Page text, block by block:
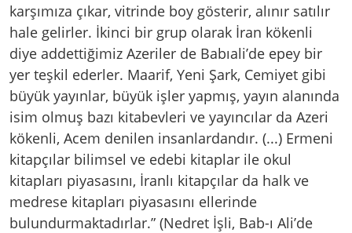
karşımıza çıkar, vitrinde boy gösterir, alınır satılır
hale gelirler. İkinci bir grup olarak İran kökenli
diye addettiğimiz Azeriler de Babıali’de epey bir
yer teşkil ederler. Maarif, Yeni Şark, Cemiyet gibi
büyük yayınlar, büyük işler yapmış, yayın alanında
isim olmuş bazı kitabevleri ve yayıncılar da Azeri
kökenli, Acem denilen insanlardandır. (...) Ermeni
kitapçılar bilimsel ve edebi kitaplar ile okul
kitapları piyasasını, İranlı kitapçılar da halk ve
medrese kitapları piyasasını ellerinde
bulundurmaktadırlar.” (Nedret İşli, Bab-ı Ali’de